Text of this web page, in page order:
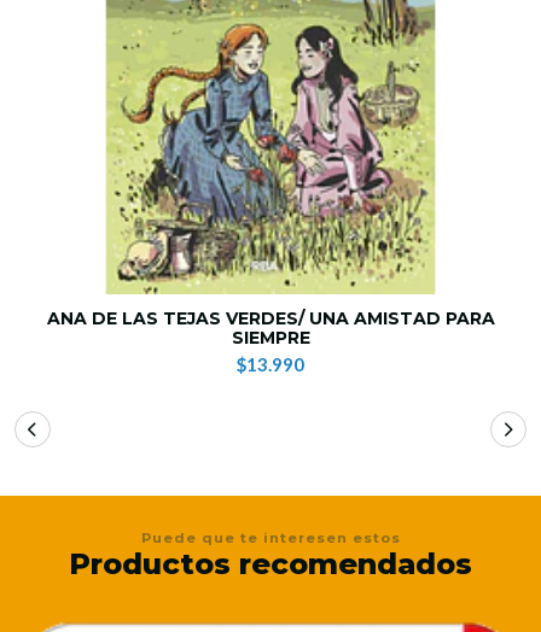
ANA DE LAS TEJAS VERDES/ UNA AMISTAD PARA
SIEMPRE
$13.990
Puede que te interesen estos
Productos recomendados